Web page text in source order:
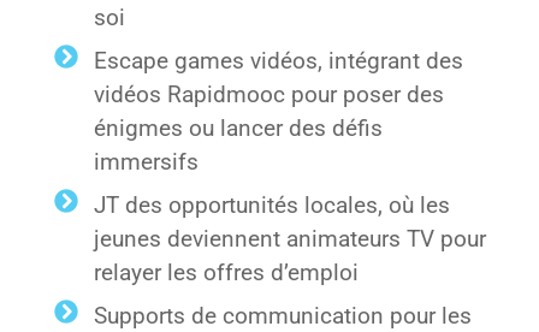
soi
Escape games vidéos, intégrant des
vidéos Rapidmooc pour poser des
énigmes ou lancer des défis
immersifs
JT des opportunités locales, où les
jeunes deviennent animateurs TV pour
relayer les offres d’emploi
Supports de communication pour les